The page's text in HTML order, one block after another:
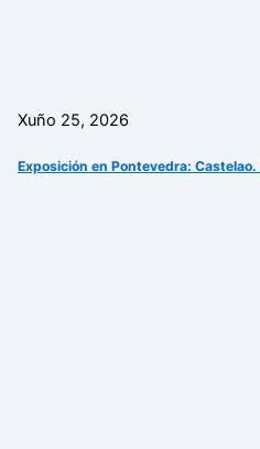
Xuño 25, 2026
Exposición en Pontevedra: